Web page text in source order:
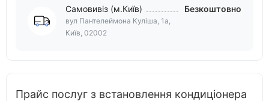
Самовивіз (м.Київ)
вул Пантелеймона Куліша, 1а,
Київ, 02002
Безкоштовно
Прайс послуг з встановлення кондиціонера